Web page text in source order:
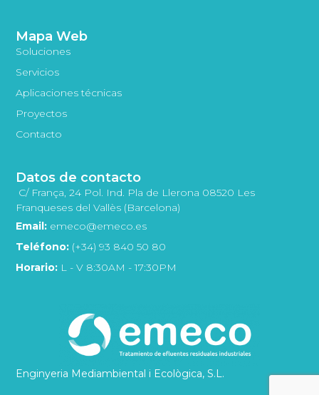
Enginyeria Mediambiental i Ecològica, S.L.
Mapa Web
Soluciones
Servicios
Aplicaciones técnicas
Proyectos
Contacto
Datos de contacto
C/ França, 24 Pol. Ind. Pla de Llerona 08520 Les
Franqueses del Vallès (Barcelona)
Email: emeco@emeco.es
Teléfono: (+34) 93 840 50 80
Horario: L - V 8:30AM - 17:30PM